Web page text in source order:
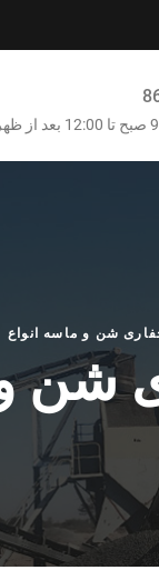
شن و ماسه انواع
شن